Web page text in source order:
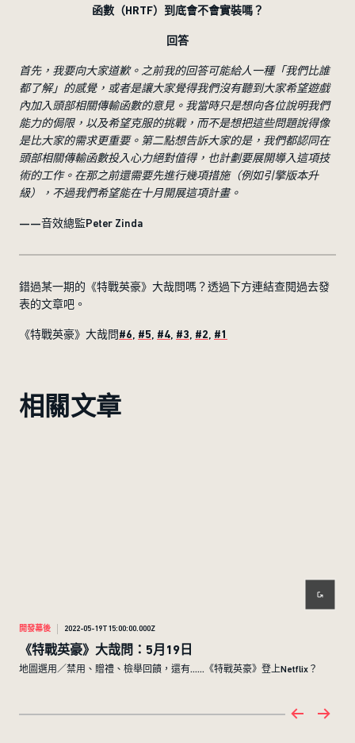
函數（HRTF）到底會不會實裝嗎？
回答
首先，我要向大家道歉。之前我的回答可能給人一種「我們比誰
都了解」的感覺，或者是讓大家覺得我們沒有聽到大家希望遊戲
內加入頭部相關傳輸函數的意見。我當時只是想向各位說明我們
能力的侷限，以及希望克服的挑戰，而不是想把這些問題說得像
是比大家的需求更重要。第二點想告訴大家的是，我們都認同在
頭部相關傳輸函數投入心力絕對值得，也計劃要展開導入這項技
術的工作。在那之前還需要先進行幾項措施（例如引擎版本升
級），不過我們希望能在十月開展這項計畫。
——音效總監Peter Zinda
錯過某一期的《特戰英豪》大哉問嗎？透過下方連結查閱過去發
表的文章吧。
《特戰英豪》大哉問#6 #5 #4 #3 #2 #1
相關文章
開發幕後 2022-05-19T15:00:00.000Z
《特戰英豪》大哉問：5月19日
地圖選用／禁用、贈禮、檢舉回饋，還有……《特戰英豪》登上Netflix？